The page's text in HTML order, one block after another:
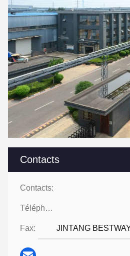
Contacts
Contacts:
Téléphone:
Fax: JINTANG